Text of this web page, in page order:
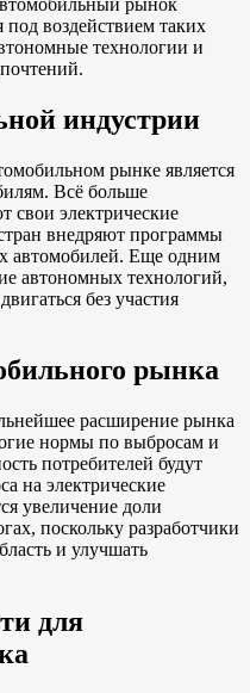
воздействием таких
технологии и
индустрии
рынке является
Всё больше
свои электрические
внедряют программы
автомобилей. Еще одним
автономных технологий,
без участия
рынка
расширение рынка
нормы по выбросам и
потребителей будут
на электрические
увеличение доли
поскольку разработчики
и улучшать
для